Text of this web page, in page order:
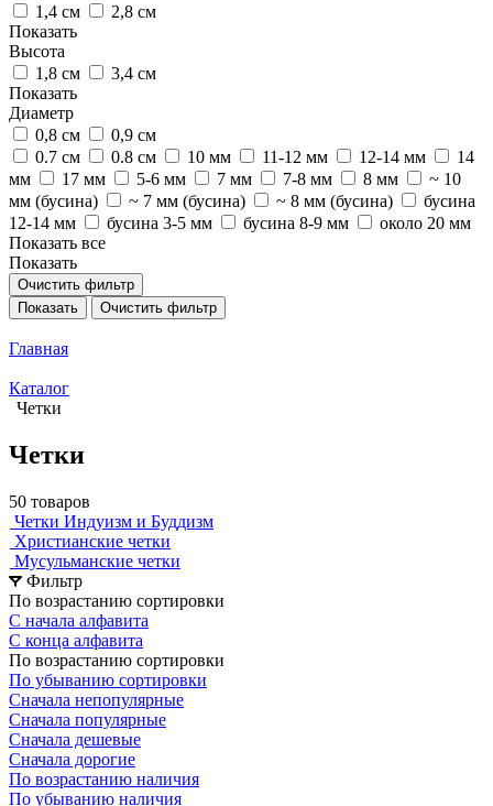
1,4 см
2,8 см
Показать
Высота
1,8 см
3,4 см
Показать
Диаметр
0,8 см
0,9 см
0.7 см
0.8 см 10 мм 11-12 мм 12-14 мм
14
мм
17 мм 5-6 мм 7 мм 7-8 мм 8 мм
~ 10
мм (бусина)
~ 7 мм (бусина) ~ 8 мм (бусина)
бусина
12-14 мм
бусина 3-5 мм бусина 8-9 мм
около 20 мм
Показать все
Показать
Очистить фильтр
Показать
Очистить фильтр
Главная
Каталог
Четки
Четки
50 товаров
Четки Индуизм и Буддизм
Христианские четки
Мусульманские четки
Фильтр
По возрастанию сортировки
С начала алфавита
С конца алфавита
По возрастанию сортировки
По убыванию сортировки
Сначала непопулярные
Сначала популярные
Сначала дешевые
Сначала дорогие
По возрастанию наличия
По убыванию наличия